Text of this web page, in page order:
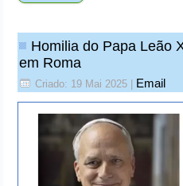
Homilia do Papa Leão
em Roma
Criado: 19 Mai 2025 Email